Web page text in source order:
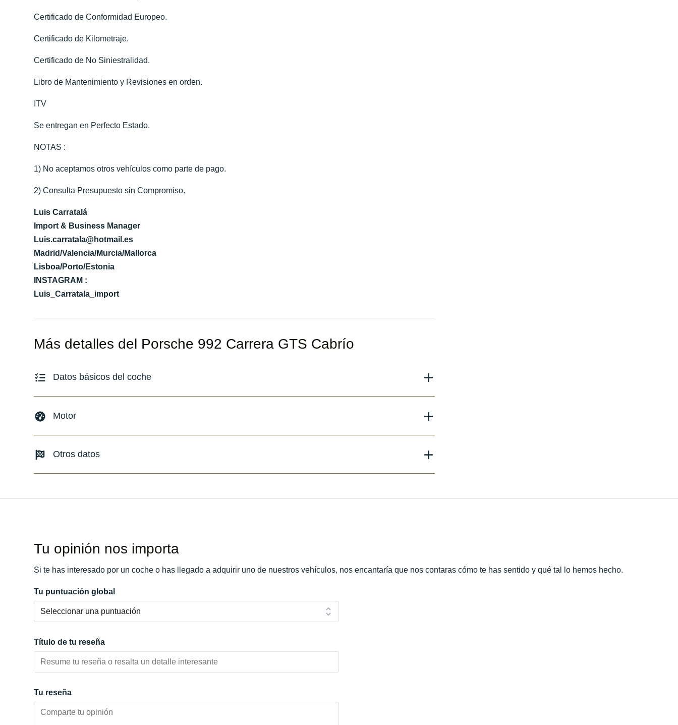
Certificado de Conformidad Europeo.
Certificado de Kilometraje.
Certificado de No Siniestralidad.
Libro de Mantenimiento y Revisiones en orden.
ITV
Se entregan en Perfecto Estado.
NOTAS :
1) No aceptamos otros vehículos como parte de pago.
2) Consulta Presupuesto sin Compromiso.
Luis Carratalá
Import & Business Manager
Luis.carratala@hotmail.es
Madrid/Valencia/Murcia/Mallorca
Lisboa/Porto/Estonia
INSTAGRAM :
Luis_Carratala_import
Más detalles del Porsche 992 Carrera GTS Cabrío
Datos básicos del coche
Versión:No especificado
Fecha de matriculación:06/2023
Kilómetros:16780
Motor
Transmisión:Automático
Tracción:N/D
Otros datos
Consumo:N/DL/100 KM
Carrocería:
N/D
Puertas:
Tu opinión nos importa
Si te has interesado por un coche o has llegado a adquirir uno de nuestros vehículos, nos encantaría que nos contaras cómo te has sentido y qué tal lo hemos hecho.
Tu puntuación global
Título de tu reseña
Tu reseña